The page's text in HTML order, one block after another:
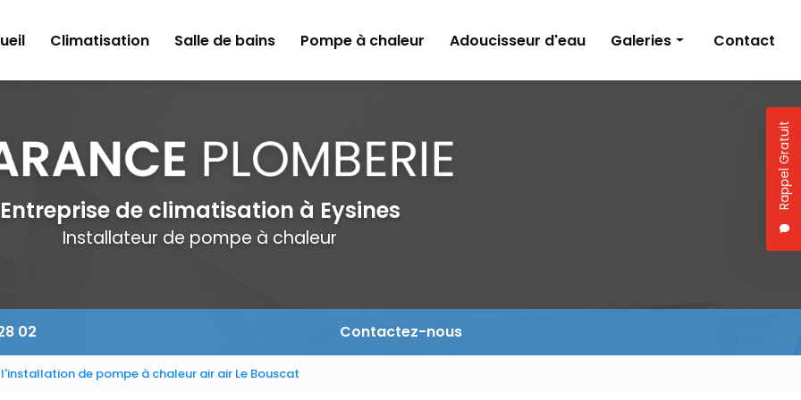
Rappel Gratuit
Climatisation Salle de bains Pompe à chaleur Adoucisseur d'eau Galeries
Création de salle de bains
Contact
Entreprise de climatisation à Eysines
Installateur de pompe à chaleur
02 Contactez-nous
de pompe à chaleur air air Le Bouscat